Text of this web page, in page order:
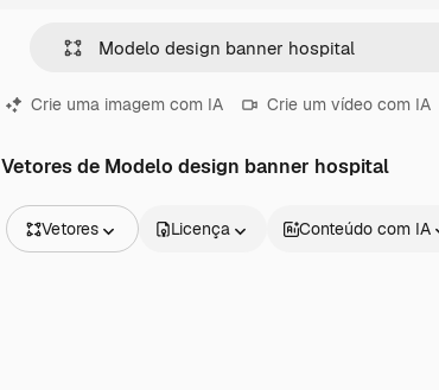
Crie uma imagem com IA Crie um vídeo com IA
Vetores de Modelo design banner hospital
Vetores Licença Conteúdo com IA